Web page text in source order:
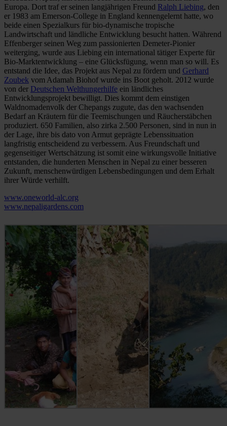
Europa. Dort traf er seinen langjährigen Freund Ralph Liebing, den
er 1983 am Emerson-College in England kennengelernt hatte, wo
beide einen Spezialkurs für bio-dynamische tropische
Landwirtschaft und ländliche Entwicklung besucht hatten. Während
Effenberger seinen Weg zum passionierten Demeter-Pionier
weiterging, wurde aus Liebing ein international tätiger Experte für
Bio-Marktentwicklung – eine Glücksfügung, wenn man so will. Es
entstand die Idee, das Projekt aus Nepal zu fördern und Gerhard
Zoubek vom Adamah Biohof wurde ins Boot geholt. 2012 wurde
von der Deutschen Welthungerhilfe ein ländliches
Entwicklungsprojekt bewilligt. Dies kommt dem einstigen
Waldnomadenvolk der Chepangs zugute, das den wachsenden
Bedarf an Kräutern für die Teemischungen und Räucherstäbchen
produziert. 650 Familien, also zirka 2.500 Personen, sind in nun in
der Lage, ihre bis dato von Armut geprägte Lebenssituation
langfristig entscheidend zu verbessern. Aus Freundschaft und
gegenseitiger Wertschätzung ist somit eine wirkungsvolle Initiative
entstanden, die hunderten Menschen in Nepal zu einer besseren
Zukunft, menschenwürdigen Lebensbedingungen und dem Erhalt
ihrer Würde verhilft.
www.oneworld-alc.org
www.nepaligardens.com